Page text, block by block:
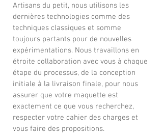
Artisans du petit, nous utilisons les
dernières technologies comme des
techniques classiques et somme
toujours partants pour de nouvelles
expérimentations. Nous travaillons en
étroite collaboration avec vous à chaque
étape du processus, de la conception
initiale à la livraison finale, pour nous
assurer que votre maquette est
exactement ce que vous recherchez,
respecter votre cahier des charges et
vous faire des propositions.